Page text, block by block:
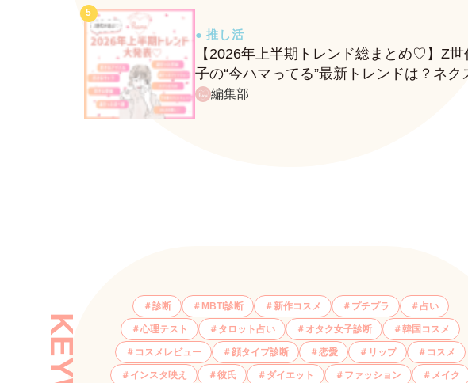
● 推し活
【2026年上半期トレンド総まとめ♡】Z世
子の“今ハマってる”最新トレンドは？ネク
バズ予報もチェック♪
編集部
診断 MBTI診断 新作コスメ プチプラ 占い
心理テスト タロット占い オタク女子診断 韓国コスメ
コスメレビュー 顔タイプ診断 恋愛 リップ コスメ
インスタ映え 彼氏 ダイエット ファッション メイク